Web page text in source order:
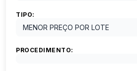
TIPO:
MENOR PREÇO POR LOTE
PROCEDIMENTO: